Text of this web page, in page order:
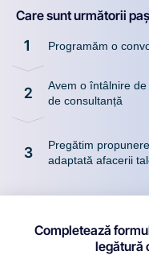
Care sunt următorii
1 Programăm o
2
Avem o întâlnire
de consultanță
3
Pregătim
adaptată afacerii
Completează
legătură